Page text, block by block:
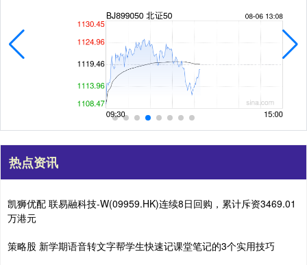
热点资讯
凯狮优配 联易融科技-W(09959.HK)连续8日回购，累计斥资3469.01
万港元
策略股 新学期语音转文字帮学生快速记课堂笔记的3个实用技巧